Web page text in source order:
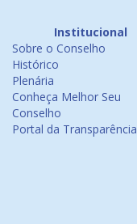
Institucional
Sobre o Conselho
Histórico
Plenária
Conheça Melhor Seu
Conselho
Portal da Transparência